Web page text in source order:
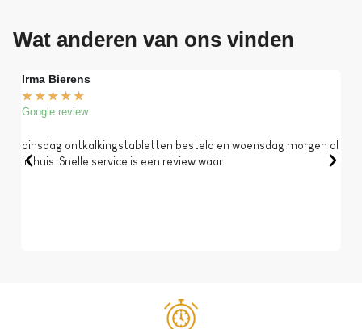
Wat anderen van ons vinden
Irma Bierens
★ ★ ★ ★ ★
Google review
dinsdag ontkalkingstabletten besteld en woensdag morgen al
in huis. Snelle service is een review waar!